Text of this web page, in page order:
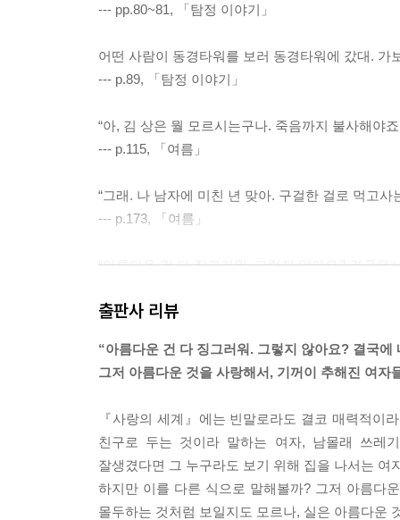
--- pp.80~81, 「탐정 이야기」
어떤 사람이 동경타워를 보러 동경타워에 갔대.
--- p.89, 「탐정 이야기」
“아, 김 상은 뭘 모르시는구나. 죽음까지 불사해야
--- p.115, 「여름」
“그래. 나 남자에 미친 년 맞아. 구걸한 걸로 먹고
--- p.173, 「여름」
“아름다운 건 다 징그러워. 그렇지 않아요? 결국
--- p.183, 「여름」
--- p.190, 「또 하나의 신화」
누군가를 잠 못 이루게 하고 오랫동안 밖에서 헤매
--- p.198, 「또 하나의 신화」
출판사 리뷰
“아름다운 건 다 징그러워. 그렇지 않아요? 결국
그저 아름다운 것을 사랑해서, 기꺼이 추해진 여자
『사랑의 세계』에는 빈말로라도 결코 매력적이
친구로 두는 것이라 말하는 여자, 남몰래 쓰레
잘생겼다면 그 누구라도 보기 위해 집을 나서는
하지만 이를 다른 식으로 말해볼까? 그저 아름다
몰두하는 것처럼 보일지도 모르나, 실은 아름다운